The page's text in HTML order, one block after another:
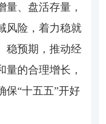
量、盘活存量，
风险，着力稳就
稳预期，推动经
量的合理增长，
保“十五五”开好